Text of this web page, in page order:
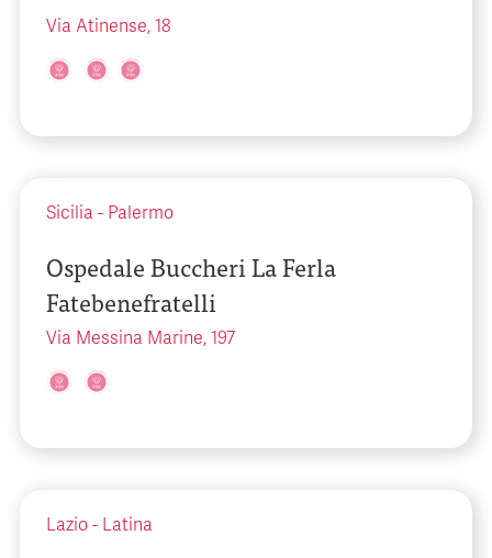
Via Atinense, 18
Sicilia - Palermo
Ospedale Buccheri La Ferla
Fatebenefratelli
Via Messina Marine, 197
Lazio - Latina